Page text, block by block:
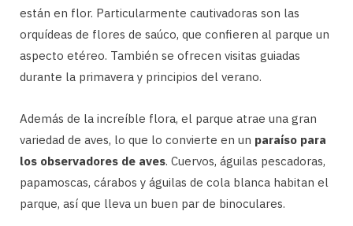
están en flor. Particularmente cautivadoras son las
orquídeas de flores de saúco, que confieren al parque un
aspecto etéreo. También se ofrecen visitas guiadas
durante la primavera y principios del verano.
Además de la increíble flora, el parque atrae una gran
variedad de aves, lo que lo convierte en un paraíso para
los observadores de aves. Cuervos, águilas pescadoras,
papamoscas, cárabos y águilas de cola blanca habitan el
parque, así que lleva un buen par de binoculares.